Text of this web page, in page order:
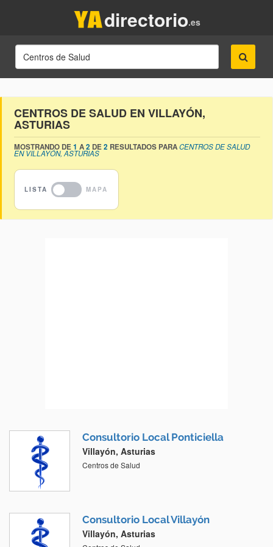
.es
directorio
CENTROS DE SALUD EN VILLAYÓN,
ASTURIAS
MOSTRANDO DE1 A2 DE2 RESULTADOS PARACENTROS DE SALUD
EN VILLAYÓN, ASTURIAS
Consultorio Local Ponticiella
Villayón, Asturias
Centros de Salud
Consultorio Local Villayón
Villayón, Asturias